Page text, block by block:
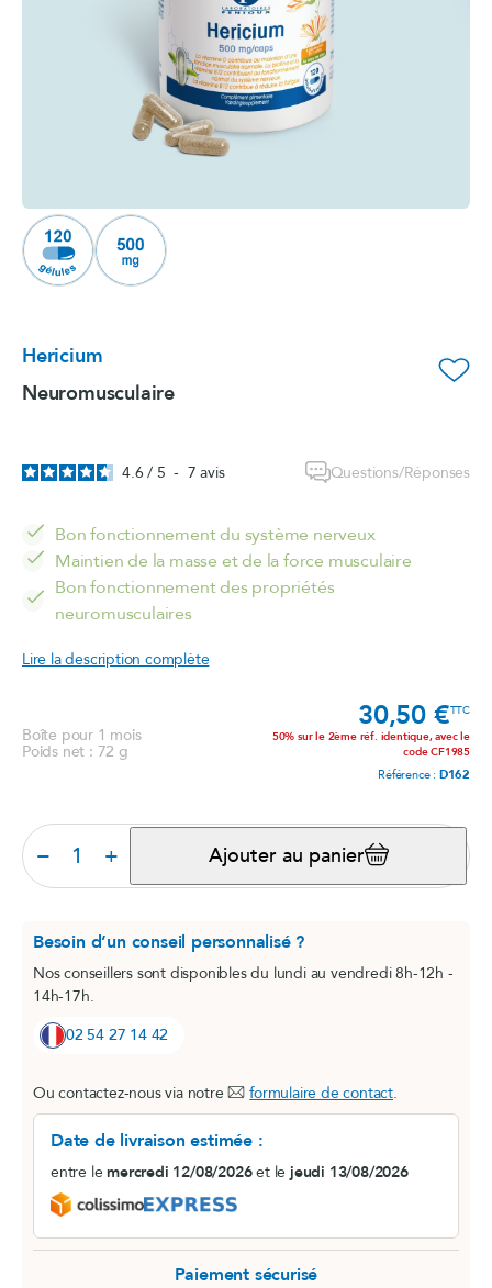
Hericium favorite_border
Neuromusculaire
4.6 / 5 - 7avis Questions/Réponses
Bon fonctionnement du système nerveux
Maintien de la masse et de la force musculaire
Bon fonctionnement des propriétés
neuromusculaires
Lire la description complète
Boîte pour 1 mois
Poids net : 72 g
Prix
30,50 €TTC
50% sur le 2ème réf. identique, avec le
code CF1985
Référence : D162
− + Ajouter au panier
Besoin d’un conseil personnalisé ?
Nos conseillers sont disponibles du lundi au vendredi 8h-12h -
14h-17h.
02 54 27 14 42
Ou contactez-nous via notre formulaire de contact.
Date de livraison estimée :
entre lemercredi 12/08/2026et lejeudi 13/08/2026
Paiement sécurisé